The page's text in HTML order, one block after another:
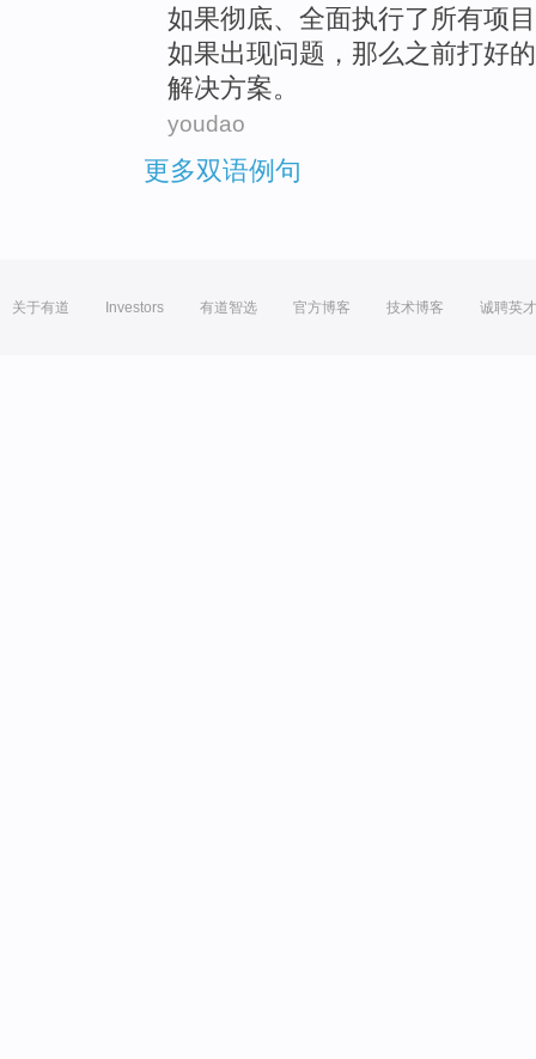
如果彻底、 全面执行了 所有项目
如果出现问题 ，那么之前打好的
解决方案。
youdao
更多双语例句
关于有道 Investors 有道智选 官方博客 技术博客 诚聘英才